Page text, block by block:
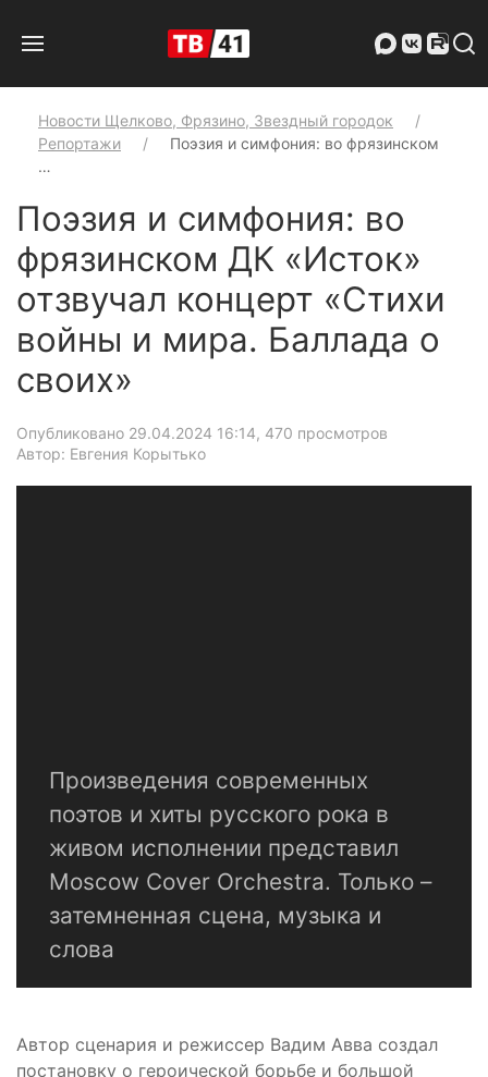
Новости Щелково, Фрязино, Звездный городок
Репортажи
Поэзия и симфония: во фрязинском
…
Поэзия и симфония: во
фрязинском ДК «Исток»
отзвучал концерт «Стихи
войны и мира. Баллада о
своих»
Опубликовано 29.04.2024 16:14, 470 просмотров
Автор: Евгения Корытько
Произведения современных
поэтов и хиты русского рока в
живом исполнении представил
Moscow Cover Orchestra. Только –
затемненная сцена, музыка и
слова
Автор сценария и режиссер Вадим Авва создал
постановку о героической борьбе и большой